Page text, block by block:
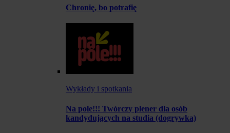
Chronię, bo potrafię
Wykłady i spotkania
Na pole!!! Twórczy plener dla osób
kandydujących na studia (dogrywka)